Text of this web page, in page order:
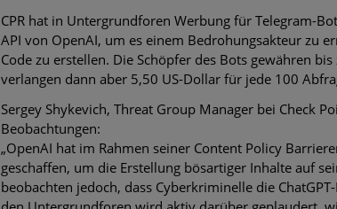
Fake-
Cyber Experience Center in
CPR hat in Untergrundforen Werbung für Telegram-
API von OpenAI, um es einem Bedrohungsakteur zu
Code zu erstellen. Die Schöpfer des Bots gewähren
verlangen dann aber 5,50 US-Dollar für jede 100
Sergey Shykevich, Threat Group Manager bei Check
Beobachtungen:
„OpenAI hat im Rahmen seiner Content Policy
geschaffen, um die Erstellung bösartiger Inhalte auf
beobachten jedoch, dass Cyberkriminelle die